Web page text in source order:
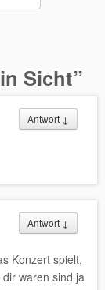
Sicht”
Antwort ↓
Antwort ↓
Konzert spielt,
waren sind ja